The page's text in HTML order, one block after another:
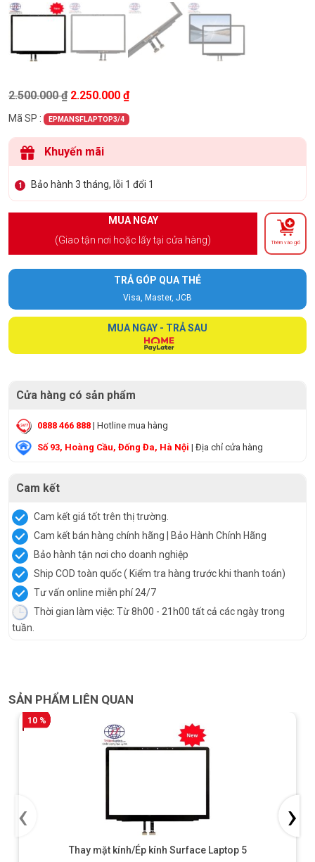
2.500.000₫ Giá gốc là: 2.500.000 ₫.
2.250.000 ₫Giá hiện tại là: 2.250.000 ₫.
Mã SP : EPMANSFLAPTOP3/4
Khuyến mãi
1 Bảo hành 3 tháng, lỗi 1 đổi 1
MUA NGAY
(Giao tận nơi hoặc lấy tại cửa hàng)
Thêm vào giỏ
TRẢ GÓP QUA THẺ
Visa, Master, JCB
MUA NGAY - TRẢ SAU
Cửa hàng có sản phẩm
0888 466 888 | Hotline mua hàng
Số 93, Hoàng Cầu, Đống Đa, Hà Nội | Địa chỉ cửa hàng
Cam kết
Cam kết giá tốt trên thị trường.
Cam kết bán hàng chính hãng | Bảo Hành Chính Hãng
Bảo hành tận nơi cho doanh nghiệp
Ship COD toàn quốc ( Kiểm tra hàng trước khi thanh toán)
Tư vấn online miễn phí 24/7
Thời gian làm việc: Từ 8h00 - 21h00 tất cả các ngày trong
tuần.
SẢN PHẨM LIÊN QUAN
10 %
Thay mặt kính/Ép kính Surface Laptop 5
‹ ›